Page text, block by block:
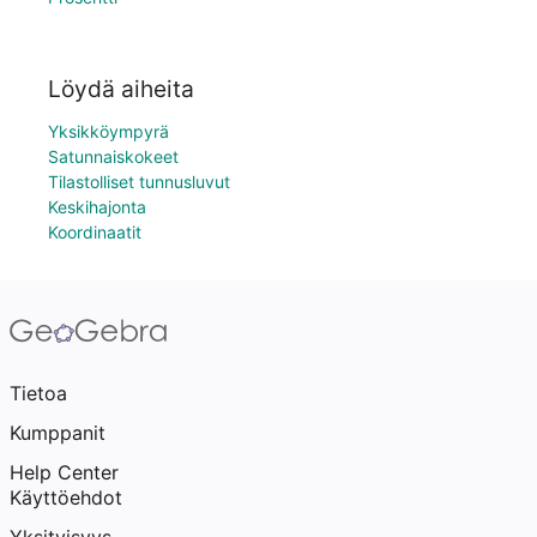
Löydä aiheita
Yksikköympyrä
Satunnaiskokeet
Tilastolliset tunnusluvut
Keskihajonta
Koordinaatit
Tietoa
Kumppanit
Help Center
Käyttöehdot